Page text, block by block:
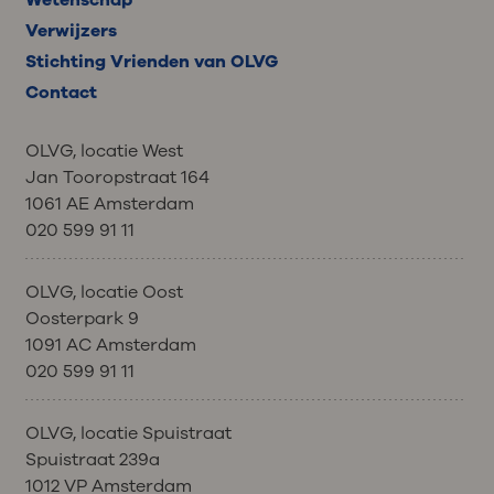
Verwijzers
Stichting Vrienden van OLVG
Contact
OLVG, locatie West
Jan Tooropstraat 164
1061 AE Amsterdam
020 599 91 11
OLVG, locatie Oost
Oosterpark 9
1091 AC Amsterdam
020 599 91 11
OLVG, locatie Spuistraat
Spuistraat 239a
1012 VP Amsterdam